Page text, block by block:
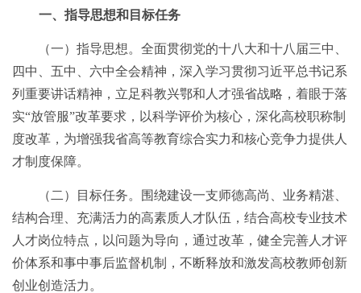
一、指导思想和目标任务
（一）指导思想。全面贯彻党的十八大和十八届三中、
四中、五中、六中全会精神，深入学习贯彻习近平总书记系
列重要讲话精神，立足科教兴鄂和人才强省战略，着眼于落
实“放管服”改革要求，以科学评价为核心，深化高校职称制
度改革，为增强我省高等教育综合实力和核心竞争力提供人
才制度保障。
（二）目标任务。围绕建设一支师德高尚、业务精湛、
结构合理、充满活力的高素质人才队伍，结合高校专业技术
人才岗位特点，以问题为导向，通过改革，健全完善人才评
价体系和事中事后监督机制，不断释放和激发高校教师创新
创业创造活力。